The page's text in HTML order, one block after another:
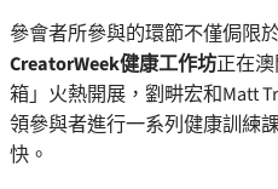
參會者所參與的環節不僅侷限
CreatorWeek健康工作坊正在
箱」火熱開展，劉畊宏和Matt
領參與者進行一系列健康訓練
快。